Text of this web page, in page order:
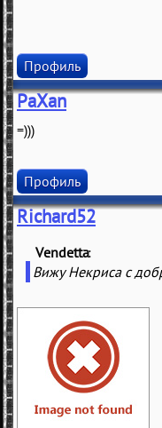
Профиль
PaXan
=)))
Профиль
Richard52
Vendetta
Вижу Некриса с